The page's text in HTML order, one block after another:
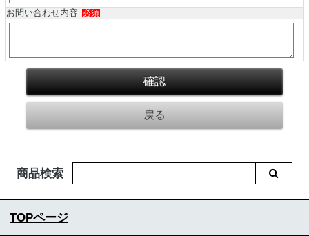
お問い合わせ内容
必須
商品検索
TOPページ